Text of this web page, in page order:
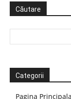
Căutare
Categorii
Pagina Principala